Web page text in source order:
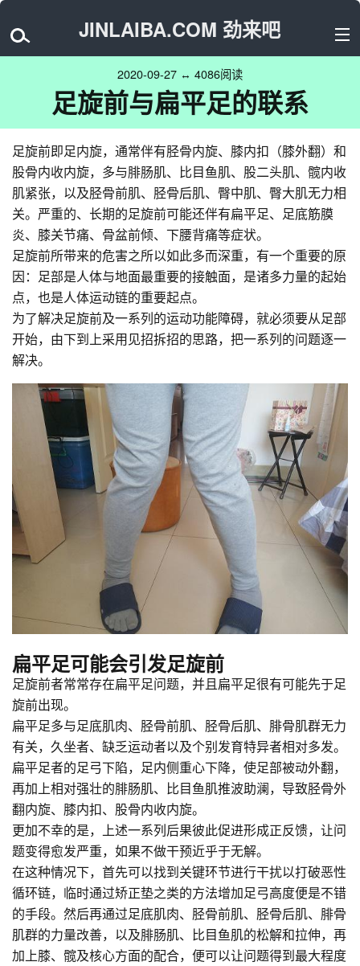
JINLAIBA.COM 劲来吧
2020-09-27 ↔ 4086阅读
足旋前与扁平足的联系
足旋前即足内旋，通常伴有胫骨内旋、膝内扣（膝外翻）和
股骨内收内旋，多与腓肠肌、比目鱼肌、股二头肌、髋内收
肌紧张，以及胫骨前肌、胫骨后肌、臀中肌、臀大肌无力相
关。严重的、长期的足旋前可能还伴有扁平足、足底筋膜
炎、膝关节痛、骨盆前倾、下腰背痛等症状。
足旋前所带来的危害之所以如此多而深重，有一个重要的原
因：足部是人体与地面最重要的接触面，是诸多力量的起始
点，也是人体运动链的重要起点。
为了解决足旋前及一系列的运动功能障碍，就必须要从足部
开始，由下到上采用见招拆招的思路，把一系列的问题逐一
解决。
扁平足可能会引发足旋前
足旋前者常常存在扁平足问题，并且扁平足很有可能先于足
旋前出现。
扁平足多与足底肌肉、胫骨前肌、胫骨后肌、腓骨肌群无力
有关，久坐者、缺乏运动者以及个别发育特异者相对多发。
扁平足者的足弓下陷，足内侧重心下降，使足部被动外翻，
再加上相对强壮的腓肠肌、比目鱼肌推波助澜，导致胫骨外
翻内旋、膝内扣、股骨内收内旋。
更加不幸的是，上述一系列后果彼此促进形成正反馈，让问
题变得愈发严重，如果不做干预近乎于无解。
在这种情况下，首先可以找到关键环节进行干扰以打破恶性
循环链，临时通过矫正垫之类的方法增加足弓高度便是不错
的手段。然后再通过足底肌肉、胫骨前肌、胫骨后肌、腓骨
肌群的力量改善，以及腓肠肌、比目鱼肌的松解和拉伸，再
加上膝、髋及核心方面的配合，便可以让问题得到最大程度